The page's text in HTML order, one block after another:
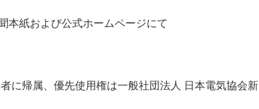
本紙および公式ホームページにて
に帰属、優先使用権は一般社団法人 日本電気協会新